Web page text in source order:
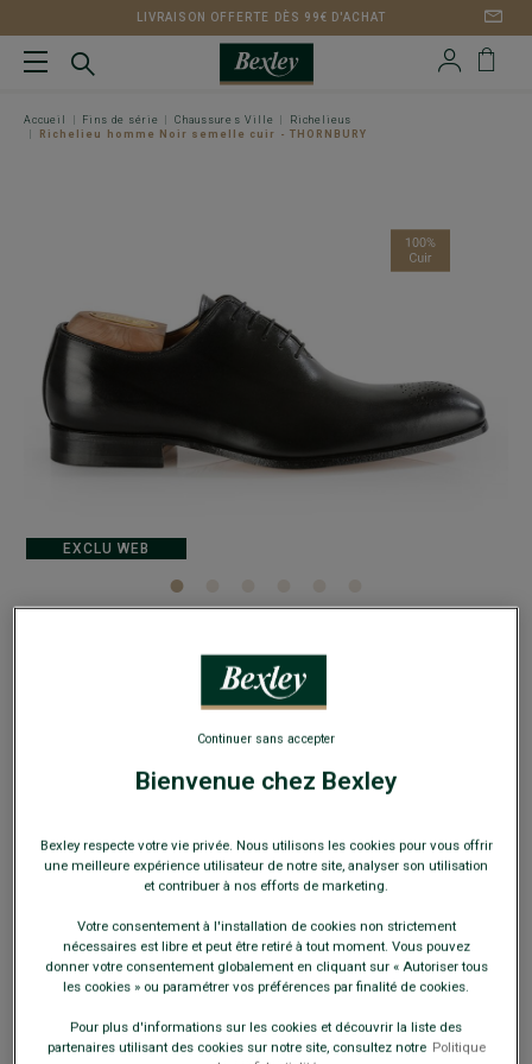
LIVRAISON OFFERTE DÈS 99€ D'ACHAT
Accueil Fins de série Chaussures Ville
Richelieus
Richelieu homme Noir semelle cuir - THORNBURY
Richelieu homme Noir semelle cuir - THORNBURY
Chaussures de ville homme luxe
89,00 € FINS DE SÉRIE
Payez en plusieurs fois dès 199€ d'achat
COULEURS DISPONIBLES
Ce modèle chausse petit, choisir la pointure au-dessus de
EXCLU WEB
Bienvenue chez Bexley
Bexley respecte votre vie privée. Nous utilisons les cookies pour vous offrir
une meilleure expérience utilisateur de notre site, analyser son utilisation
et contribuer à nos efforts de marketing.
Votre consentement à l'installation de cookies non strictement
nécessaires est libre et peut être retiré à tout moment. Vous pouvez
donner votre consentement globalement en cliquant sur « Autoriser tous
les cookies » ou paramétrer vos préférences par finalité de cookies.
Pour plus d'informations sur les cookies et découvrir la liste des
partenaires utilisant des cookies sur notre site, consultez notre Politique
Continuer sans accepter